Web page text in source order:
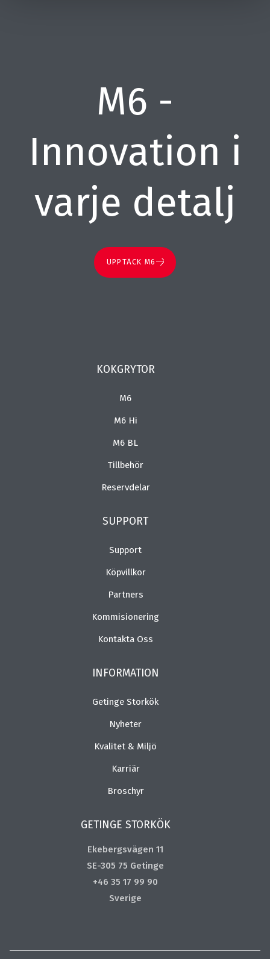
M6 -
Innovation i
varje detalj
UPPTÄCK M6
KOKGRYTOR
M6
M6 Hi
M6 BL
Tillbehör
Reservdelar
SUPPORT
Support
Köpvillkor
Partners
Kommisionering
Kontakta Oss
INFORMATION
Getinge Storkök
Nyheter
Kvalitet & Miljö
Karriär
Broschyr
GETINGE STORKÖK
Ekebergsvägen 11
SE-305 75 Getinge
+46 35 17 99 90
Sverige